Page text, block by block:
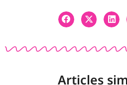
Articles